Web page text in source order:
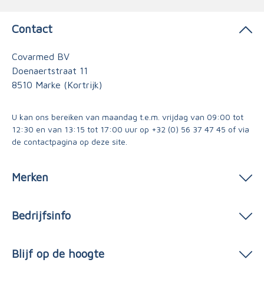
Contact
Covarmed BV
Doenaertstraat 11
8510 Marke (Kortrijk)
U kan ons bereiken van maandag t.e.m. vrijdag van 09:00 tot
12:30 en van 13:15 tot 17:00 uur op +32 (0) 56 37 47 45 of via
de contactpagina op deze site.
Merken
Bedrijfsinfo
Blijf op de hoogte